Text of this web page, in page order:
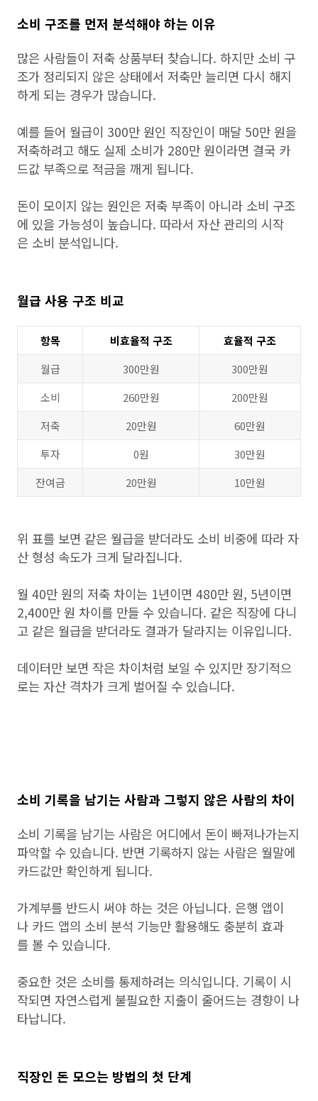
소비 구조를 먼저 분석해야 하는 이유
많은 사람들이 저축 상품부터 찾습니다. 하지만 소비 구
조가 정리되지 않은 상태에서 저축만 늘리면 다시 해지
하게 되는 경우가 많습니다.
예를 들어 월급이 300만 원인 직장인이 매달 50만 원을
저축하려고 해도 실제 소비가 280만 원이라면 결국 카
드값 부족으로 적금을 깨게 됩니다.
돈이 모이지 않는 원인은 저축 부족이 아니라 소비 구조
에 있을 가능성이 높습니다. 따라서 자산 관리의 시작
은 소비 분석입니다.
월급 사용 구조 비교
항목 비효율적 구조
효율적 구조
월급
300만원
300만원
소비
260만원
200만원
저축
20만원
60만원
투자
0원
30만원
잔여금
20만원 10만원
위 표를 보면 같은 월급을 받더라도 소비 비중에 따라 자
산 형성 속도가 크게 달라집니다.
월 40만 원의 저축 차이는 1년이면 480만 원, 5년이면
2,400만 원 차이를 만들 수 있습니다. 같은 직장에 다니
고 같은 월급을 받더라도 결과가 달라지는 이유입니다.
데이터만 보면 작은 차이처럼 보일 수 있지만 장기적으
로는 자산 격차가 크게 벌어질 수 있습니다.
소비 기록을 남기는 사람과 그렇지 않은 사람의 차이
소비 기록을 남기는 사람은 어디에서 돈이 빠져나가는지
파악할 수 있습니다. 반면 기록하지 않는 사람은 월말에
카드값만 확인하게 됩니다.
가계부를 반드시 써야 하는 것은 아닙니다. 은행 앱이
나 카드 앱의 소비 분석 기능만 활용해도 충분히 효과
를 볼 수 있습니다.
중요한 것은 소비를 통제하려는 의식입니다. 기록이 시
작되면 자연스럽게 불필요한 지출이 줄어드는 경향이 나
타납니다.
직장인 돈 모으는 방법의 첫 단계